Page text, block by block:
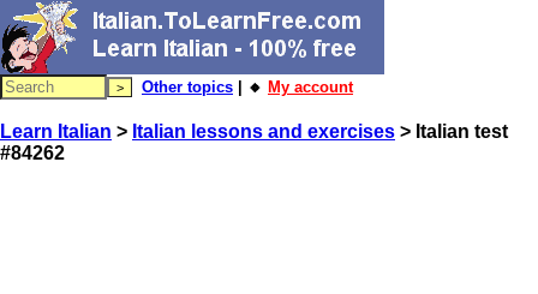
Other topics | 🔸 My account
Learn Italian > Italian lessons and exercises > Italian test
#84262